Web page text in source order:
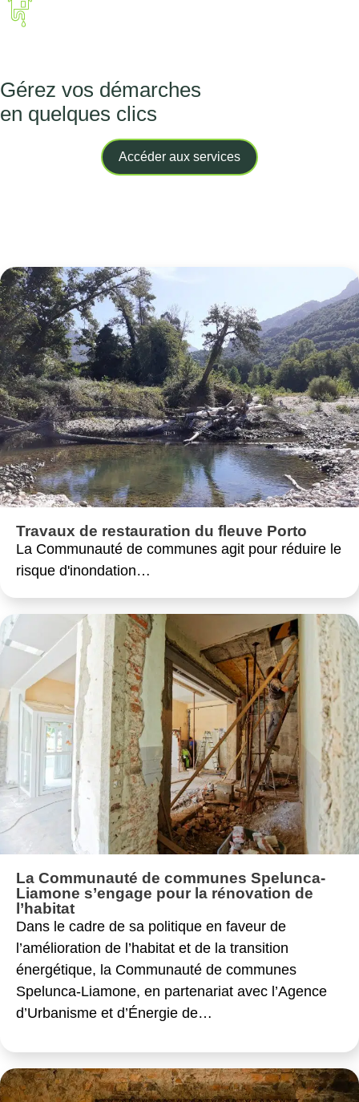
Gérez vos démarches
en quelques clics
Accéder aux services
Travaux de restauration du fleuve Porto
La Communauté de communes agit pour réduire le
risque d'inondation…
La Communauté de communes Spelunca-
Liamone s’engage pour la rénovation de
l’habitat
Dans le cadre de sa politique en faveur de
l’amélioration de l’habitat et de la transition
énergétique, la Communauté de communes
Spelunca-Liamone, en partenariat avec l’Agence
d’Urbanisme et d’Énergie de…